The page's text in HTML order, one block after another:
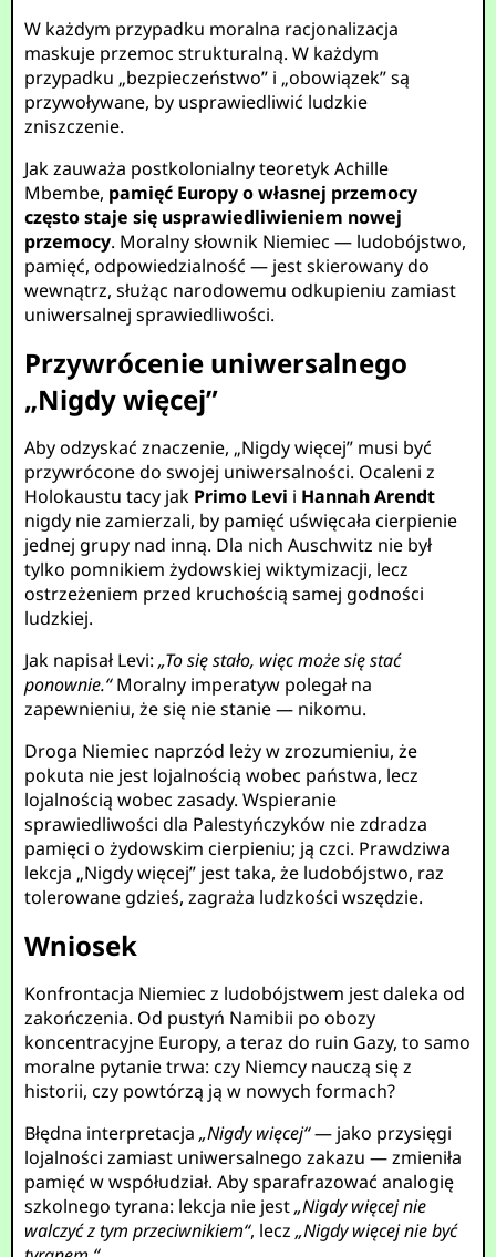
W każdym przypadku moralna racjonalizacja
maskuje przemoc strukturalną. W każdym
przypadku „bezpieczeństwo” i „obowiązek” są
przywoływane, by usprawiedliwić ludzkie
zniszczenie.
Jak zauważa postkolonialny teoretyk Achille
Mbembe, pamięć Europy o własnej przemocy
często staje się usprawiedliwieniem nowej
przemocy. Moralny słownik Niemiec — ludobójstwo,
pamięć, odpowiedzialność — jest skierowany do
wewnątrz, służąc narodowemu odkupieniu zamiast
uniwersalnej sprawiedliwości.
Przywrócenie uniwersalnego
„Nigdy więcej”
Aby odzyskać znaczenie, „Nigdy więcej” musi być
przywrócone do swojej uniwersalności. Ocaleni z
Holokaustu tacy jak Primo Levi i Hannah Arendt
nigdy nie zamierzali, by pamięć uświęcała cierpienie
jednej grupy nad inną. Dla nich Auschwitz nie był
tylko pomnikiem żydowskiej wiktymizacji, lecz
ostrzeżeniem przed kruchością samej godności
ludzkiej.
Jak napisał Levi:„To się stało, więc może się stać
ponownie.“Moralny imperatyw polegał na
zapewnieniu, że się nie stanie — nikomu.
Droga Niemiec naprzód leży w zrozumieniu, że
pokuta nie jest lojalnością wobec państwa, lecz
lojalnością wobec zasady. Wspieranie
sprawiedliwości dla Palestyńczyków nie zdradza
pamięci o żydowskim cierpieniu; ją czci. Prawdziwa
lekcja „Nigdy więcej” jest taka, że ludobójstwo, raz
tolerowane gdzieś, zagraża ludzkości wszędzie.
Wniosek
Konfrontacja Niemiec z ludobójstwem jest daleka od
zakończenia. Od pustyń Namibii po obozy
koncentracyjne Europy, a teraz do ruin Gazy, to samo
moralne pytanie trwa: czy Niemcy nauczą się z
historii, czy powtórzą ją w nowych formach?
Błędna interpretacja„Nigdy więcej“— jako przysięgi
lojalności zamiast uniwersalnego zakazu — zmieniła
pamięć w współudział. Aby sparafrazować analogię
szkolnego tyrana: lekcja nie jest„Nigdy więcej nie
walczyć z tym przeciwnikiem“, lecz„Nigdy więcej nie być